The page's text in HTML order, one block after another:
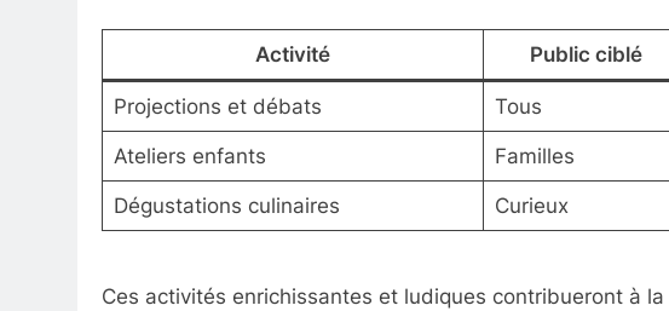
Activité Public ciblé
Projections et débats Tous
Ateliers enfants Familles
Dégustations culinaires Curieux
Ces activités enrichissantes et ludiques contribueront à la